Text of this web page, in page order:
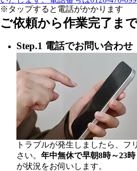
※タップすると電話がかかります
ご依頼から作業完了ま
Step.1 電話でお問い合わせ
トラブルが発生しましたら、フ
さい。 年中無休で早朝8時～23
が状況をお伺いします。